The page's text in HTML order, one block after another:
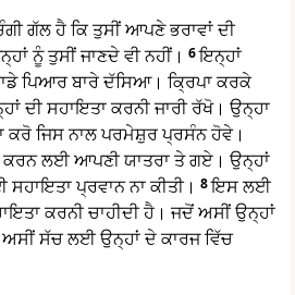
ਗੱਲ ਹੈ ਕਿ ਤੁਸੀਂ ਆਪਣੇ ਭਰਾਵਾਂ ਦੀ
ਨੂੰ ਤੁਸੀਂ ਜਾਣਦੇ ਵੀ ਨਹੀਂ। 6ਇਨ੍ਹਾਂ
ਪਿਆਰ ਬਾਰੇ ਦੱਸਿਆ। ਕ੍ਰਿਪਾ ਕਰਕੇ
ਦੀ ਸਹਾਇਤਾ ਕਰਨੀ ਜਾਰੀ ਰੱਖੋ। ਉਨ੍ਹਾ
ਕਰੋ ਜਿਸ ਨਾਲ ਪਰਮੇਸ਼ੁਰ ਪ੍ਰਸੰਨ ਹੋਵੇ।
ਕਰਨ ਲਈ ਆਪਣੀ ਯਾਤਰਾ ਤੇ ਗਏ। ਉਨ੍ਹਾਂ
ਪ੍ਰਵਾਨ ਨਾ ਕੀਤੀ। 8ਇਸ ਲਈ
ਕਰਨੀ ਚਾਹੀਦੀ ਹੈ। ਜਦੋਂ ਅਸੀਂ ਉਨ੍ਹਾਂ
ਅਸੀਂ ਸੱਚ ਲਈ ਉਨ੍ਹਾਂ ਦੇ ਕਾਰਜ ਵਿੱਚ